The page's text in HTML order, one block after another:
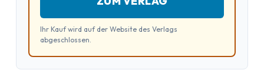
Ihr Kauf wird auf der Website des Verlags
abgeschlossen.